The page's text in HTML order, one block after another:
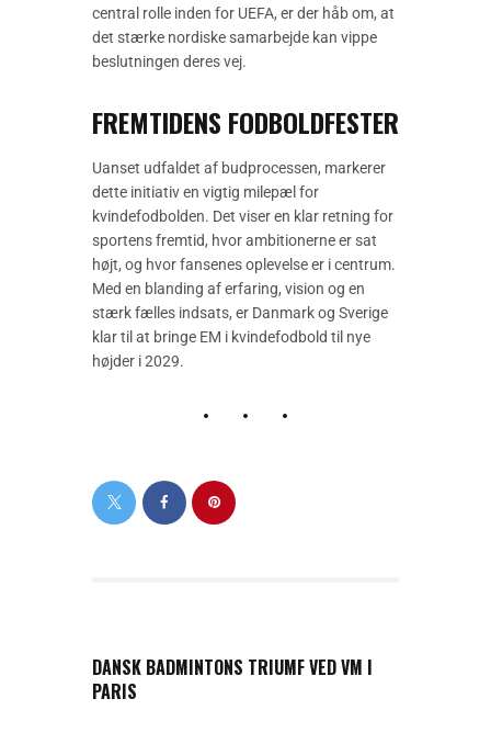
central rolle inden for UEFA, er der håb om, at
det stærke nordiske samarbejde kan vippe
beslutningen deres vej.
FREMTIDENS FODBOLDFESTER
Uanset udfaldet af budprocessen, markerer
dette initiativ en vigtig milepæl for
kvindefodbolden. Det viser en klar retning for
sportens fremtid, hvor ambitionerne er sat
højt, og hvor fansenes oplevelse er i centrum.
Med en blanding af erfaring, vision og en
stærk fælles indsats, er Danmark og Sverige
klar til at bringe EM i kvindefodbold til nye
højder i 2029.
DANSK BADMINTONS TRIUMF VED VM I
PARIS